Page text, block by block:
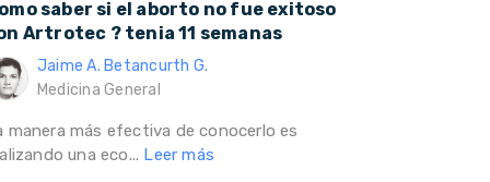
saber si el aborto no fue exitoso
Artrotec ? tenia 11 semanas
Jaime A. Betancurth G.
Medicina General
manera más efectiva de conocerlo es
una eco... Leer más